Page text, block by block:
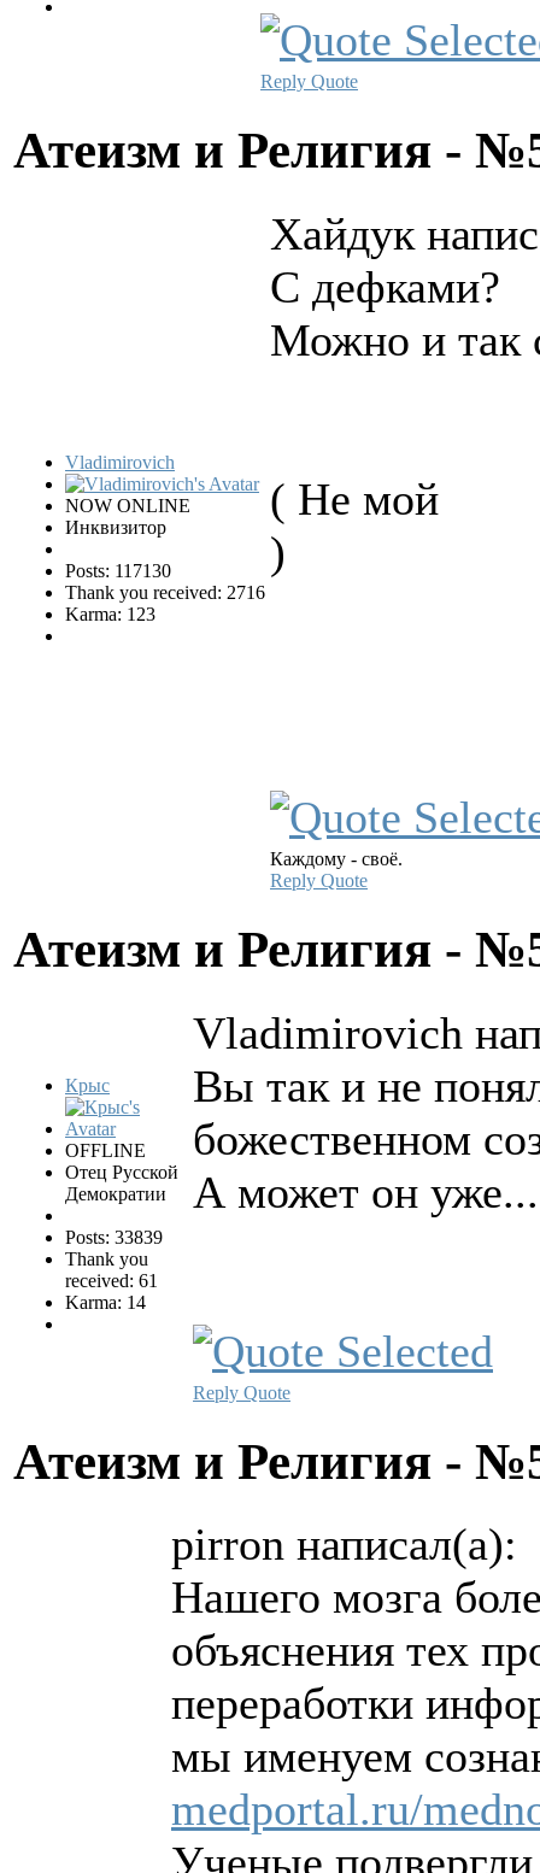
Reply Quote
Атеизм и Религия -
Vladimirovich
NOW ONLINE
Инквизитор
Posts: 117130
Thank you received: 2716
Karma: 123
Хайдук
С дефками?
Можно и так
( Не мой
)
Каждому - своё.
Reply Quote
Атеизм и Религия -
Крыс
OFFLINE
Отец Русской
Демократии
Posts: 33839
Thank you
received: 61
Karma: 14
Vladimirovich
Вы так и не
божественном
А может он
Reply Quote
Атеизм и Религия -
pirron написал(а):
Нашего мозга
объяснения тех
переработки
мы именуем
medportal.ru/
Ученые